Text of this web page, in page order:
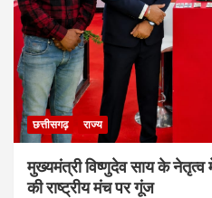
छत्तीसगढ़ राज्य
मुख्यमंत्री विष्णुदेव साय के नेतृत्व
की राष्ट्रीय मंच पर गूंज